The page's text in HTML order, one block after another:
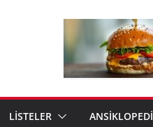
LİSTELER ANSİKLOPEDİ